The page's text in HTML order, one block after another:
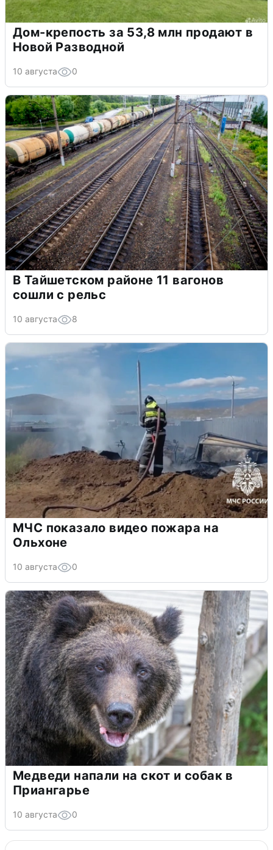
Дом-крепость за 53,8 млн продают в
Новой Разводной
10 августа 0
В Тайшетском районе 11 вагонов
сошли с рельс
10 августа 8
МЧС показало видео пожара на
Ольхоне
10 августа 0
Медведи напали на скот и собак в
Приангарье
10 августа 0